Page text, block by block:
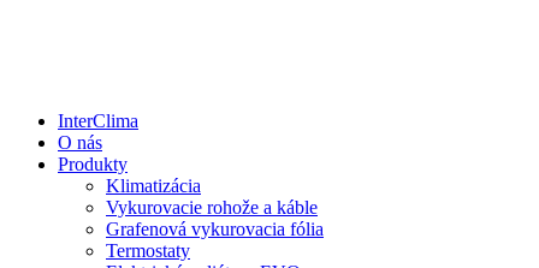
InterClima
O nás
Produkty
Klimatizácia
Vykurovacie rohože a káble
Grafenová vykurovacia fólia
Termostaty